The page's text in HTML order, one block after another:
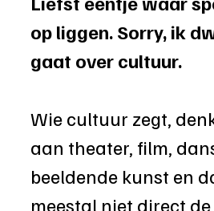
op liggen. Sorry, ik
gaat over cultuur.
Wie cultuur zegt,
aan theater, film,
beeldende kunst en
meestal niet direct